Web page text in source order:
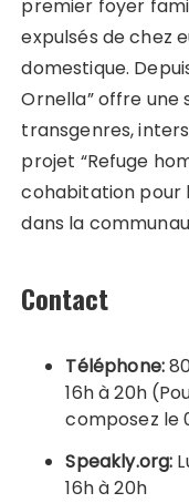
premier foyer
expulsés de chez
domestique.
Ornella” offre une
transgenres,
projet “Refuge
cohabitation pour
dans la
Contact
Téléphone:
16h à 20h
composez le
Speakly.org:
16h à 20h